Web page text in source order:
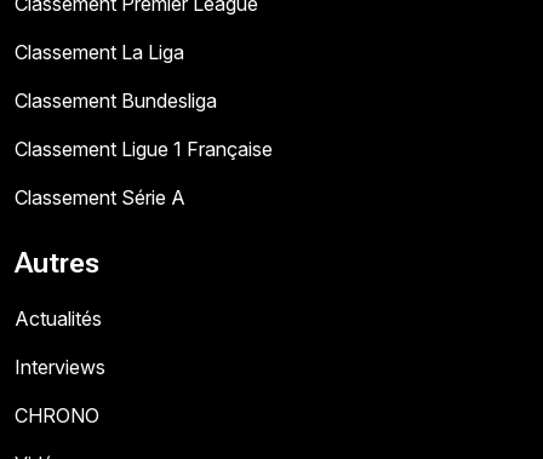
Classement La Liga
Classement Bundesliga
Classement Ligue 1 Française
Classement Série A
Autres
Actualités
Interviews
CHRONO